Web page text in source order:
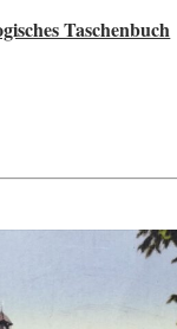
Taschenbuch